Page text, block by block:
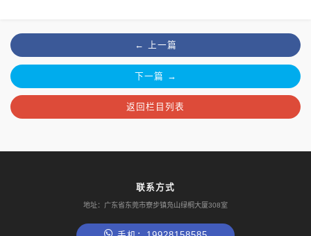
← 上一篇
下一篇 →
返回栏目列表
联系方式
地址：广东省东莞市寮步镇凫山绿桐大厦308室